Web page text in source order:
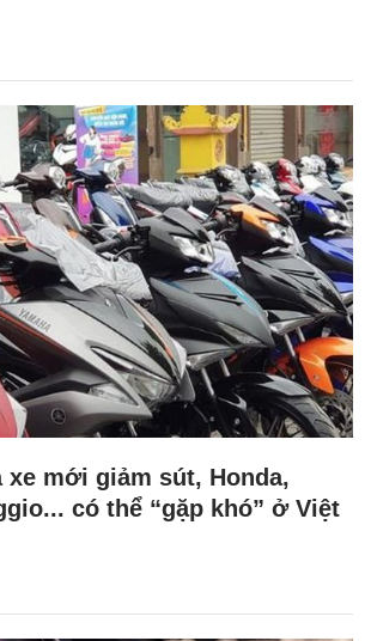
xe mới giảm sút, Honda,
có thể “gặp khó” ở Việt